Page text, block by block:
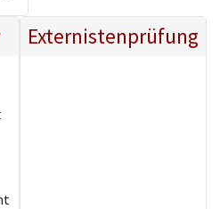
Externistenprüfung